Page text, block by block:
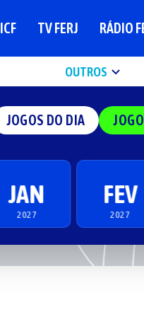
ICF TV FERJ RÁDIO
OUTROS
JOGOS DO DIA
JAN
2027
FEV
2027